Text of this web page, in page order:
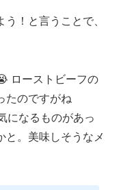
！と言うことで、
ローストビーフの
たのですがね
になるものがあっ
と。美味しそうなメ